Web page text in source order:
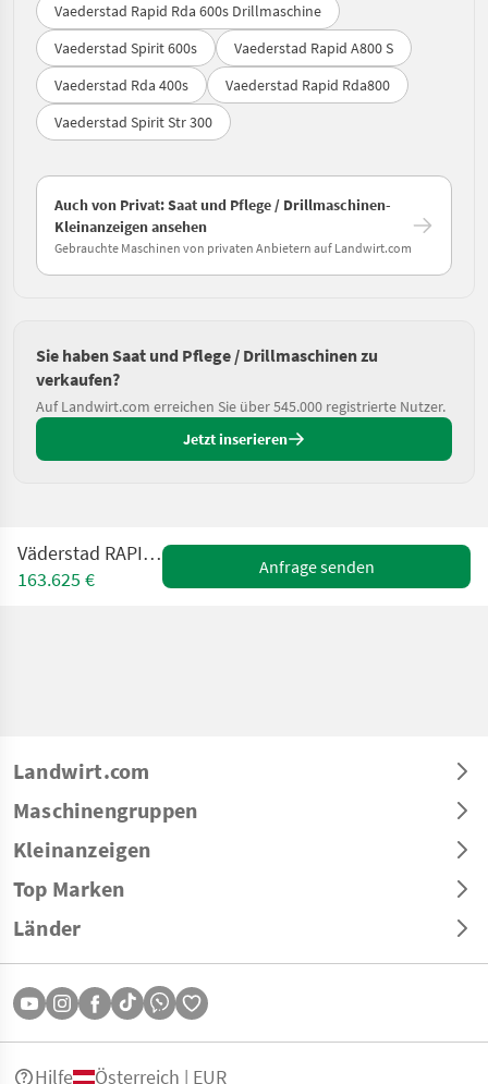
Vaederstad Rapid Rda 600s Drillmaschine
Vaederstad Spirit 600s
Vaederstad Rapid A800 S
Vaederstad Rda 400s
Vaederstad Rapid Rda800
Vaederstad Spirit Str 300
Auch von Privat: Saat und Pflege / Drillmaschinen-
Kleinanzeigen ansehen
Gebrauchte Maschinen von privaten Anbietern auf Landwirt.com
Sie haben Saat und Pflege / Drillmaschinen zu
verkaufen?
Auf Landwirt.com erreichen Sie über 545.000 registrierte Nutzer.
Jetzt inserieren
Väderstad RAPID RDA 600S
163.625 €
Anfrage senden
Landwirt.com
Maschinengruppen
Kleinanzeigen
Top Marken
Länder
Hilfe Österreich | EUR